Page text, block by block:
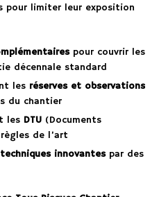
pour limiter leur exposition
pour couvrir les
décennale standard
les réserves et observations
du chantier
les DTU (Documents
de l’art
innovantespar des